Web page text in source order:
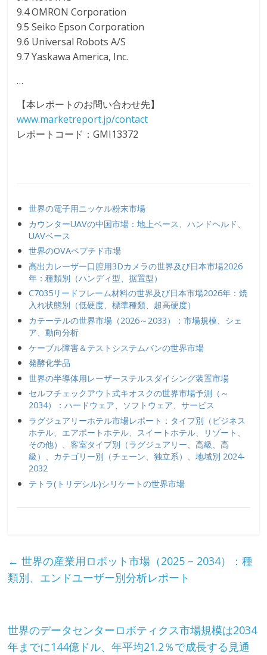
9.4 OMRON Corporation
9.5 Seiko Epson Corporation
9.6 Universal Robots A/S
9.7 Yaskawa America, Inc.
…
【本レポートのお問い合わせ先】
www.marketreport.jp/contact
レポートコード：GMI13372
世界の電子用ニッケル粉末市場
カウンターUAVの中国市場：地上ベース、ハンドヘルド、
UAVベース
世界のOVAペプチド市場
高出力レーザー口腔用3Dカメラの世界及び日本市場2026
年：種類別（ハンディ型、据置型）
C7035リードフレーム材料の世界及び日本市場2026年：焼
入れ状態別（低硬度、標準種類、超高硬度）
カテーテルの世界市場（2026～2033）：市場規模、シェ
ア、動向分析
ケーブル障害＆テストシステムバンの世界市場
発酵化学品
世界の半導体用レーザーステルスダイシング装置市場
セルフチェックアウト式キオスクの世界市場予測（～
2034）：ハードウェア、ソフトウェア、サービス
ラグジュアリーホテル市場レポート：タイプ別（ビジネス
ホテル、エアポートホテル、スイートホテル、リゾート、
その他）、客室タイプ別（ラグジュアリー、高級、高
級）、カテゴリー別（チェーン、独立系）、地域別 2024-
2032
テトラ(トリデシル)シリケートの世界市場
← 世界の産業用ロボット市場（2025 – 2034）：種
類別、エンドユーザー別分析レポート
世界のデータセンターロボティクス市場規模は2034
年までに144億ドル、年平均21.2％で成長する見通